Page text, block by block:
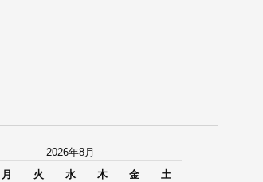
2026年8月
月 火 水 木 金 土